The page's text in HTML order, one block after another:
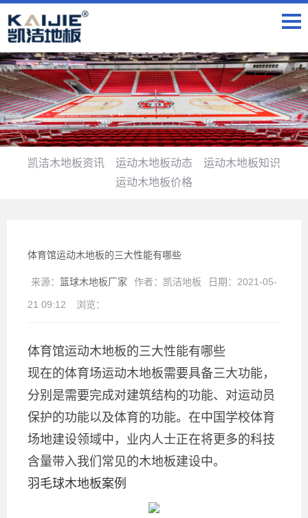
凯洁木地板资讯 运动木地板动态
运动木地板知识
运动木地板价格
体育馆运动木地板的三大性能有哪些
来源： 篮球木地板厂家 作者： 凯洁地板 日期： 2021-05-
21 09:12 浏览：
体育馆运动木地板的三大性能有哪些
现在的体育场运动木地板需要具备三大功能，
分别是需要完成对建筑结构的功能、对运动员
保护的功能以及体育的功能。在中国学校体育
场地建设领域中，业内人士正在将更多的科技
含量带入我们常见的木地板建设中。
羽毛球木地板案例